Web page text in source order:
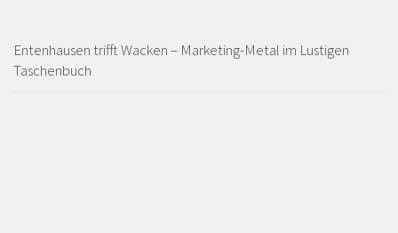
Entenhausen trifft Wacken – Marketing-Metal im Lustigen
Taschenbuch